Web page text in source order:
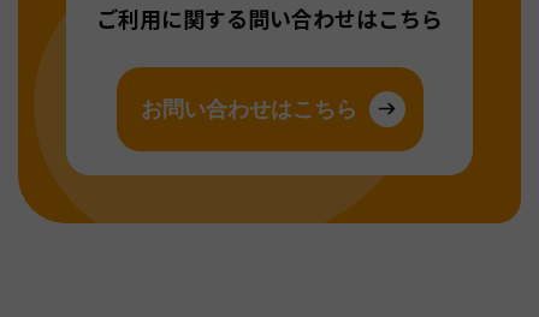
ご利用に関する問い合わせはこちら
お問い合わせはこちら